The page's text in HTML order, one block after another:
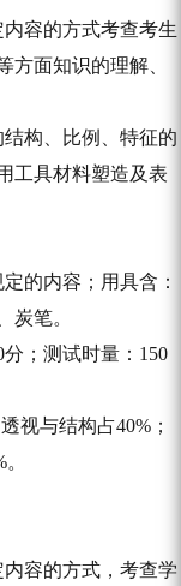
内容的方式考查考生
方面知识的理解、
结构、比例、特征的
工具材料塑造及表
的内容；用具含：
炭笔。
；测试时量：150
视与结构占40%；
内容的方式，考查学